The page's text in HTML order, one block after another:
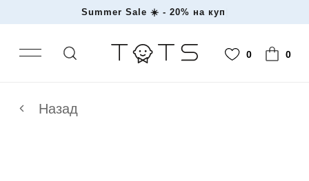
Summer Sale ☀️ - 20% н|